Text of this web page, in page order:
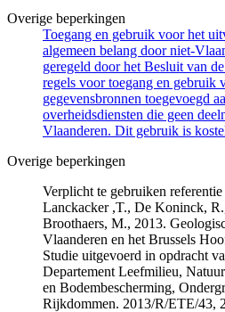
Overige beperkingen
Toegang en gebruik voor het
algemeen belang door niet-
geregeld door het Besluit van
regels voor toegang en gebruik
gegevensbronnen toegevoegd
overheidsdiensten die geen
Vlaanderen. Dit gebruik is
Overige beperkingen
Verplicht te gebruiken
Lanckacker ,T., De Koninck,
Broothaers, M., 2013.
Vlaanderen en het Brussels
Studie uitgevoerd in opdracht
Departement Leefmilieu,
en Bodembescherming,
Rijkdommen. 2013/R/ETE/43,